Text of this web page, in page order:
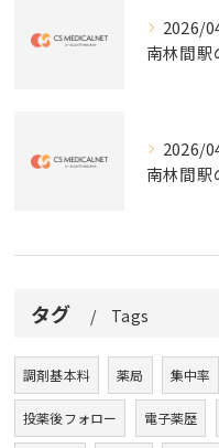
2026/
2026/
タグ Tags
調剤基本料 薬局 集中率
投薬後フォロー 電子薬歴